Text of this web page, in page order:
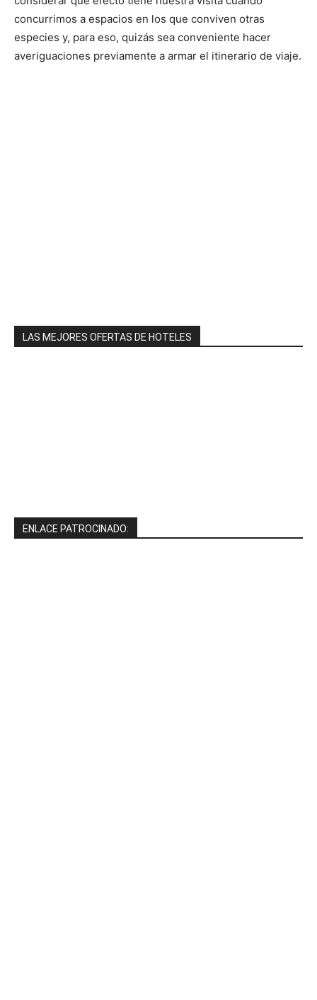
concurrimos a espacios en los que conviven otras
especies y, para eso, quizás sea conveniente hacer
averiguaciones previamente a armar el itinerario de viaje.
LAS MEJORES OFERTAS DE HOTELES
ENLACE PATROCINADO: